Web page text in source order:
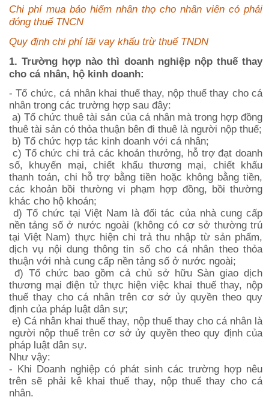
Chi phí mua bảo hiểm nhân thọ cho nhân viên có phải
đóng thuế TNCN
Quy định chi phí lãi vay khấu trừ thuế TNDN
1. Trường hợp nào thì doanh nghiệp nộp thuế thay
cho cá nhân, hộ kinh doanh:
- Tổ chức, cá nhân khai thuế thay, nộp thuế thay cho cá
nhân trong các trường hợp sau đây:
a) Tổ chức thuê tài sản của cá nhân mà trong hợp đồng
thuê tài sản có thỏa thuận bên đi thuê là người nộp thuế;
b) Tổ chức hợp tác kinh doanh với cá nhân;
c) Tổ chức chi trả các khoản thưởng, hỗ trợ đạt doanh
số, khuyến mại, chiết khấu thương mại, chiết khấu
thanh toán, chi hỗ trợ bằng tiền hoặc không bằng tiền,
các khoản bồi thường vi phạm hợp đồng, bồi thường
khác cho hộ khoán;
d) Tổ chức tại Việt Nam là đối tác của nhà cung cấp
nền tảng số ở nước ngoài (không có cơ sở thường trú
tại Việt Nam) thực hiện chi trả thu nhập từ sản phẩm,
dịch vụ nội dung thông tin số cho cá nhân theo thỏa
thuận với nhà cung cấp nền tảng số ở nước ngoài;
đ) Tổ chức bao gồm cả chủ sở hữu Sàn giao dịch
thương mại điện tử thực hiện việc khai thuế thay, nộp
thuế thay cho cá nhân trên cơ sở ủy quyền theo quy
định của pháp luật dân sự;
e) Cá nhân khai thuế thay, nộp thuế thay cho cá nhân là
người nộp thuế trên cơ sở ủy quyền theo quy định của
pháp luật dân sự.
Như vậy:
- Khi Doanh nghiệp có phát sinh các trường hợp nêu
trên sẽ phải kê khai thuế thay, nộp thuế thay cho cá
nhân.